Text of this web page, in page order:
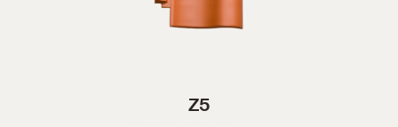
Z5